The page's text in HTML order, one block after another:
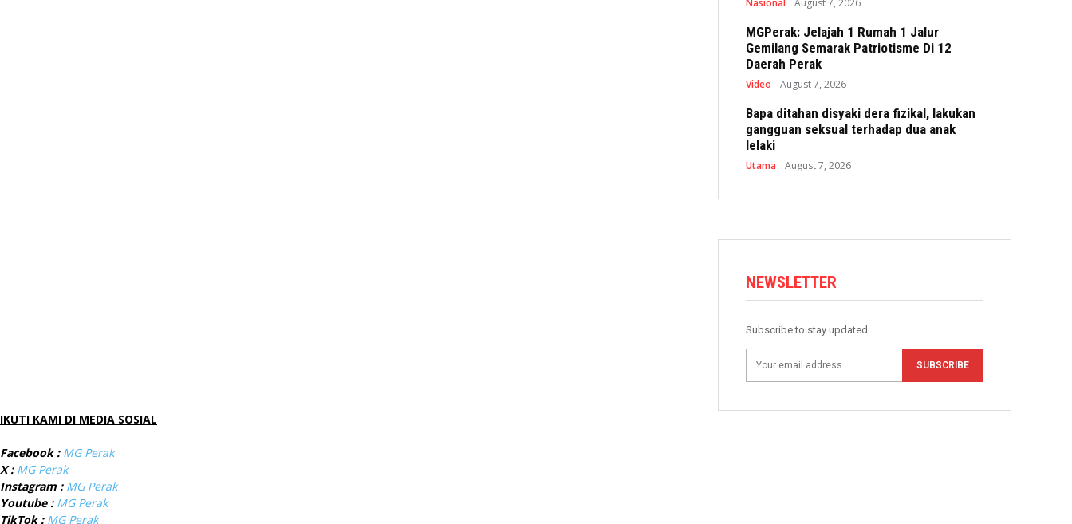
Nasional August 7, 2026
MGPerak: Jelajah 1 Rumah 1 Jalur
Gemilang Semarak Patriotisme Di 12
Daerah Perak
Video August 7, 2026
Bapa ditahan disyaki dera fizikal, lakukan
gangguan seksual terhadap dua anak
lelaki
Utama August 7, 2026
NEWSLETTER
Subscribe to stay updated.
SUBSCRIBE
IKUTI KAMI DI MEDIA SOSIAL
Facebook : MG Perak
X : MG Perak
Instagram : MG Perak
Youtube : MG Perak
TikTok : MG Perak